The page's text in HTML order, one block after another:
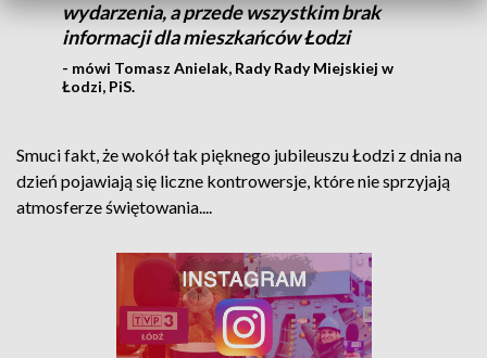
wydarzenia, a przede wszystkim brak
informacji dla mieszkańców Łodzi
- mówi Tomasz Anielak, Rady Rady Miejskiej w
Łodzi, PiS.
Smuci fakt, że wokół tak pięknego jubileuszu Łodzi z dnia na
dzień pojawiają się liczne kontrowersje, które nie sprzyjają
atmosferze świętowania....